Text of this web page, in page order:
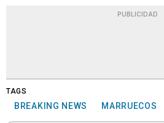
PUBLICIDAD
TAGS
BREAKING NEWS MARRUECOS